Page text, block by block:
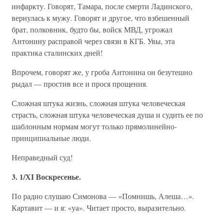
инфаркту. Говорят, Тамара, после смерти Ладинского,
вернулась к мужу. Говорят и другое, что взбешенный
брат, полковник, будто бы, войск МВД, угрожал
Антонину расправой через связи в КГБ. Увы, эта
практика сталинских дней!
Впрочем, говорят же, у гроба Антонина он безутешно
рыдал — простив все и прося прощения.
Сложная штука жизнь, сложная штука человеческая
страсть, сложная штука человеческая душа и судить ее по
шаблонным нормам могут только прямолинейно-
принципиальные люди.
Неправедный суд!
3. 1/ХI Воскресенье.
По радио слушаю Симонова — «Помнишь, Алеша…».
Картавит — и я: «уа». Читает просто, выразительно.